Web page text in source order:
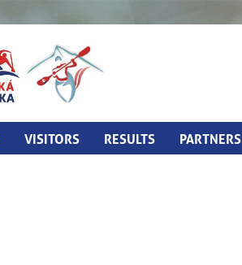
VISITORS RESULTS PARTNERS